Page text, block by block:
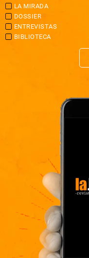
LA MIRADA
DOSSIER
ENTREVISTAS
BIBLIOTECA